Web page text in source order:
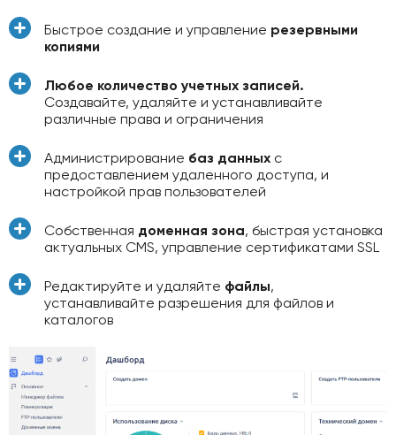
Быстрое создание и управление резервными
копиями
Любое количество учетных записей.
Создавайте, удаляйте и устанавливайте
различные права и ограничения
Администрирование баз данных с
предоставлением удаленного доступа, и
настройкой прав пользователей
Собственная доменная зона, быстрая установка
актуальных CMS, управление сертификатами SSL
Редактируйте и удаляйте файлы,
устанавливайте разрешения для файлов и
каталогов